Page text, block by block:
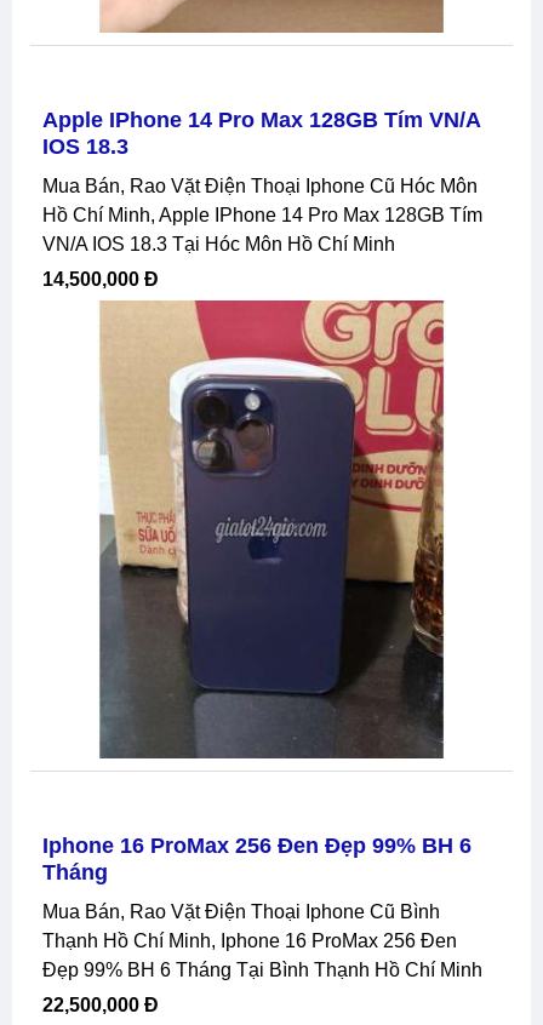
Apple IPhone 14 Pro Max 128GB Tím VN/A
IOS 18.3
Mua Bán, Rao Vặt Điện Thoại Iphone Cũ Hóc Môn
Hồ Chí Minh, Apple IPhone 14 Pro Max 128GB Tím
VN/A IOS 18.3 Tại Hóc Môn Hồ Chí Minh
14,500,000 Đ
Iphone 16 ProMax 256 Đen Đẹp 99% BH 6
Tháng
Mua Bán, Rao Vặt Điện Thoại Iphone Cũ Bình
Thạnh Hồ Chí Minh, Iphone 16 ProMax 256 Đen
Đẹp 99% BH 6 Tháng Tại Bình Thạnh Hồ Chí Minh
22,500,000 Đ